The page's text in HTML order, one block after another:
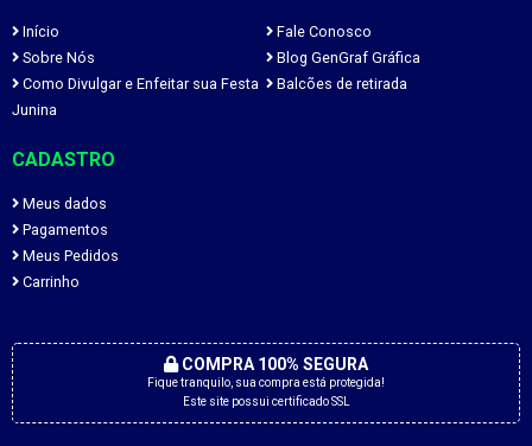
Início
Fale Conosco
Sobre Nós
Blog GenGraf Gráfica
Como Divulgar e Enfeitar sua Festa
Junina
Balcões de retirada
CADASTRO
Meus dados
Pagamentos
Meus Pedidos
Carrinho
COMPRA 100% SEGURA
Fique tranquilo, sua compra está protegida!
Este site possui certificado SSL